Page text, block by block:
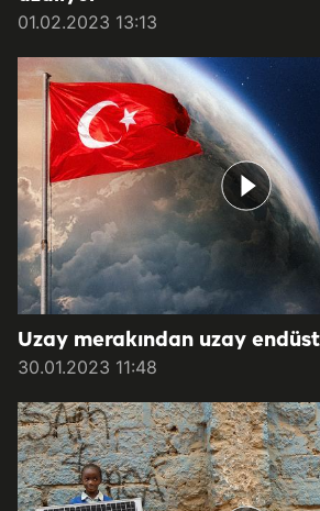
01.02.2023 13:13
Uzay merakından uzay
30.01.2023 11:48